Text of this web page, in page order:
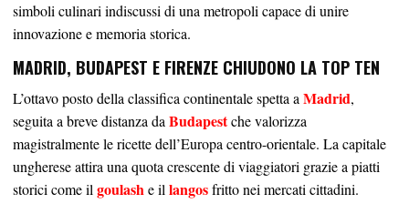
simboli culinari indiscussi di una metropoli capace di unire
innovazione e memoria storica.
MADRID, BUDAPEST E FIRENZE CHIUDONO LA TOP TEN
L’ottavo posto della classifica continentale spetta aMadrid,
seguita a breve distanza daBudapestche valorizza
magistralmente le ricette dell’Europa centro-orientale. La capitale
ungherese attira una quota crescente di viaggiatori grazie a piatti
storici come ilgoulashe illangosfritto nei mercati cittadini.